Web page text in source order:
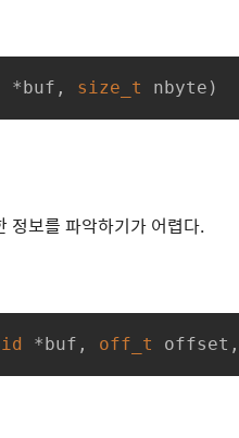
*buf, size_t nbyte)
보를 파악하기가 어렵다.
*buf, off_t